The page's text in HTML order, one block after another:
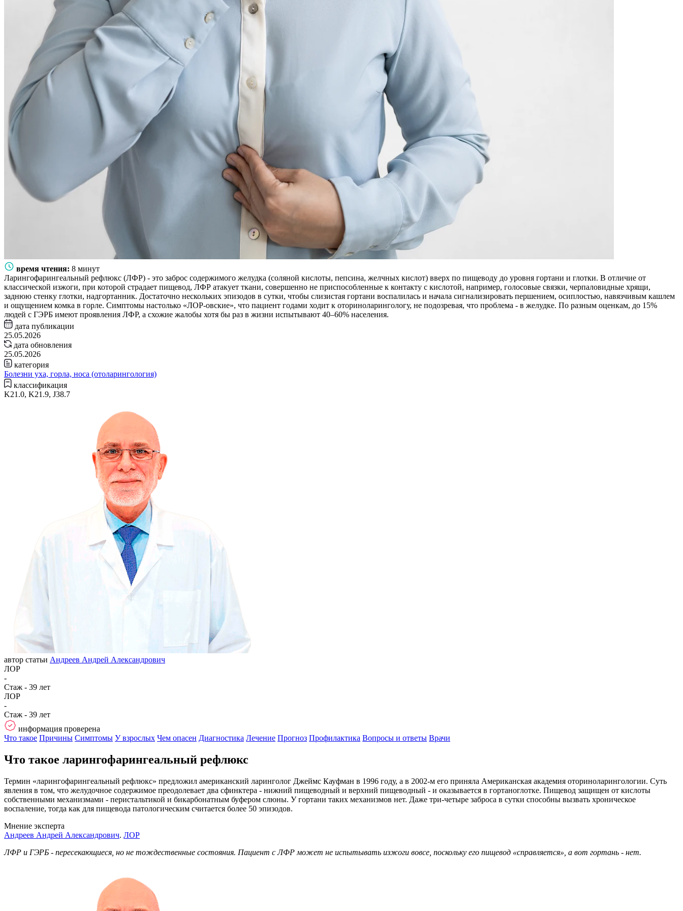
время чтения: 8 минут
Ларингофарингеальный рефлюкс (ЛФР) - это заброс содержимого желудка (соляной кислоты, пепсина, желчных кислот) вверх по пищеводу до уровня гортани и глотки. В отличие от
классической изжоги, при которой страдает пищевод, ЛФР атакует ткани, совершенно не приспособленные к контакту с кислотой, например, голосовые связки, черпаловидные хрящи,
заднюю стенку глотки, надгортанник. Достаточно нескольких эпизодов в сутки, чтобы слизистая гортани воспалилась и начала сигнализировать першением, осиплостью, навязчивым кашлем
и ощущением комка в горле. Симптомы настолько «ЛОР-овские», что пациент годами ходит к оториноларингологу, не подозревая, что проблема - в желудке. По разным оценкам, до 15%
людей с ГЭРБ имеют проявления ЛФР, а схожие жалобы хотя бы раз в жизни испытывают 40–60% населения.
дата публикации
25.05.2026
дата обновления
25.05.2026
категория
Болезни уха, горла, носа (отоларингология)
классификация
K21.0, K21.9, J38.7
автор статьи Андреев Андрей Александрович
ЛОР
-
Стаж - 39 лет
ЛОР
-
Стаж - 39 лет
информация проверена
Что такое Причины Симптомы У взрослых Чем опасен Диагностика Лечение Прогноз Профилактика Вопросы и ответы Врачи
Что такое ларингофарингеальный рефлюкс
Термин «ларингофарингеальный рефлюкс» предложил американский ларинголог Джеймс Кауфман в 1996 году, а в 2002-м его приняла Американская академия оториноларингологии. Суть
явления в том, что желудочное содержимое преодолевает два сфинктера - нижний пищеводный и верхний пищеводный - и оказывается в гортаноглотке. Пищевод защищен от кислоты
собственными механизмами - перистальтикой и бикарбонатным буфером слюны. У гортани таких механизмов нет. Даже три-четыре заброса в сутки способны вызвать хроническое
воспаление, тогда как для пищевода патологическим считается более 50 эпизодов.
Мнение эксперта
Андреев Андрей Александрович. ЛОР
ЛФР и ГЭРБ - пересекающиеся, но не тождественные состояния. Пациент с ЛФР может не испытывать изжоги вовсе, поскольку его пищевод «справляется», а вот гортань - нет.